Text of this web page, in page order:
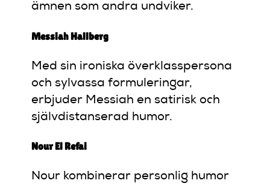
ämnen som andra undviker.
Messiah Hallberg
Med sin ironiska överklasspersona
och sylvassa formuleringar,
erbjuder Messiah en satirisk och
självdistanserad humor.
Nour El Refai
Nour kombinerar personlig humor